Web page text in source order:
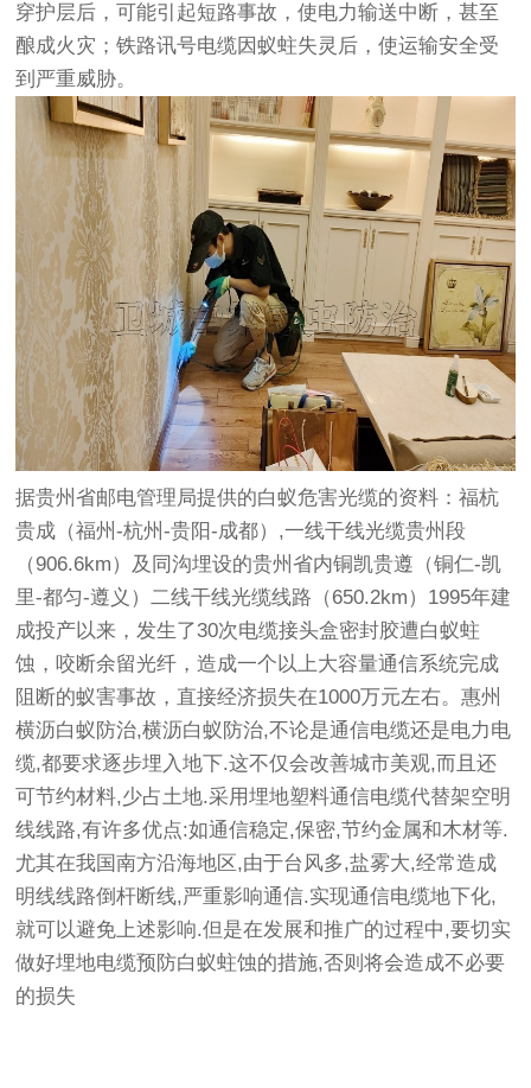
穿护层后，可能引起短路事故，使电力输送中断，甚至
酿成火灾；铁路讯号电缆因蚁蛀失灵后，使运输安全受
到严重威胁。
据贵州省邮电管理局提供的白蚁危害光缆的资料：福杭
贵成（福州-杭州-贵阳-成都）,一线干线光缆贵州段
（906.6km）及同沟埋设的贵州省内铜凯贵遵（铜仁-凯
里-都匀-遵义）二线干线光缆线路（650.2km）1995年建
成投产以来，发生了30次电缆接头盒密封胶遭白蚁蛀
蚀，咬断余留光纤，造成一个以上大容量通信系统完成
阻断的蚁害事故，直接经济损失在1000万元左右。惠州
横沥白蚁防治,横沥白蚁防治,不论是通信电缆还是电力电
缆,都要求逐步埋入地下.这不仅会改善城市美观,而且还
可节约材料,少占土地.采用埋地塑料通信电缆代替架空明
线线路,有许多优点:如通信稳定,保密,节约金属和木材等.
尤其在我国南方沿海地区,由于台风多,盐雾大,经常造成
明线线路倒杆断线,严重影响通信.实现通信电缆地下化,
就可以避免上述影响.但是在发展和推广的过程中,要切实
做好埋地电缆预防白蚁蛀蚀的措施,否则将会造成不必要
的损失